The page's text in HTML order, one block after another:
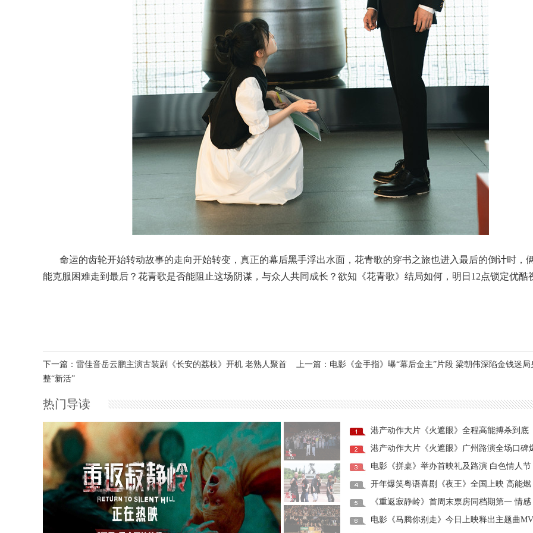
命运的齿轮开始转动故事的走向开始转变，真正的幕后黑手浮出水面，花青歌的穿书之旅也进入最后的倒计时，
能克服困难走到最后？花青歌是否能阻止这场阴谋，与众人共同成长？欲知《花青歌》结局如何，明日12点锁定优酷
上一篇：电影《金手指》曝“幕后金主”片段 梁朝伟深陷金钱迷局
下一篇：雷佳音岳云鹏主演古装剧《长安的荔枝》开机 老熟人聚首
整“新活”
热门导读
港产动作大片《火遮眼》全程高能搏杀到底
港产动作大片《火遮眼》广州路演全场口碑
电影《拼桌》举办首映礼及路演 白色情人节
开年爆笑粤语喜剧《夜王》全国上映 高能燃
《重返寂静岭》首周末票房同档期第一 情感
电影《马腾你别走》今日上映释出主题曲MV